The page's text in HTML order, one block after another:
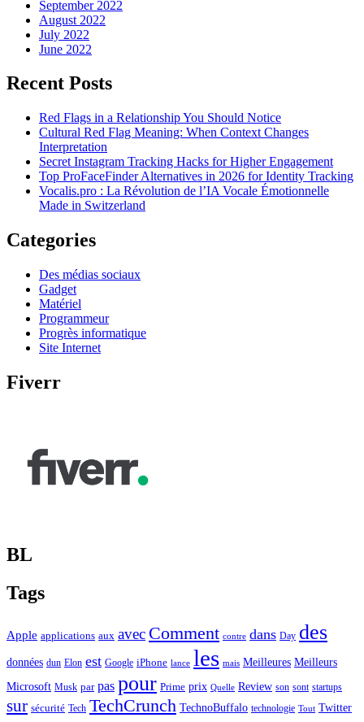
September 2022
August 2022
July 2022
June 2022
Recent Posts
Red Flags in a Relationship You Should Notice
Cultural Red Flag Meaning: When Context Changes
Interpretation
Secret Instagram Tracking Hacks for Higher Engagement
Top ProFaceFinder Alternatives in 2026 for Identity Tracking
Vocalis.pro : La Révolution de l’IA Vocale Émotionnelle
Made in Switzerland
Categories
Des médias sociaux
Gadget
Matériel
Programmeur
Progrès informatique
Site Internet
Fiverr
BL
Tags
Apple applications aux avec Comment contre dans Day des
données dun Elon est Google iPhone lance les mais Meilleures Meilleurs
Microsoft Musk par pas pour Prime prix Quelle Review son sont startups
sur sécurité Tech TechCrunch TechnoBuffalo technologie Tout Twitter